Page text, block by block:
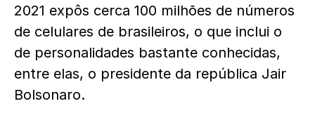
2021 expôs cerca 100 milhões de números
de celulares de brasileiros, o que inclui o
de personalidades bastante conhecidas,
entre elas, o presidente da república Jair
Bolsonaro.